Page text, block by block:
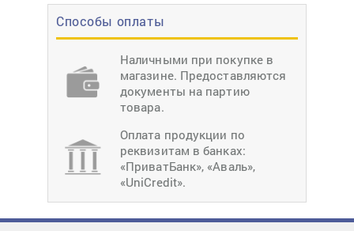
Способы оплаты
Наличными при покупке в
магазине. Предоставляются
документы на партию
товара.
Оплата продукции по
реквизитам в банках:
«ПриватБанк», «Аваль»,
«UniCredit».